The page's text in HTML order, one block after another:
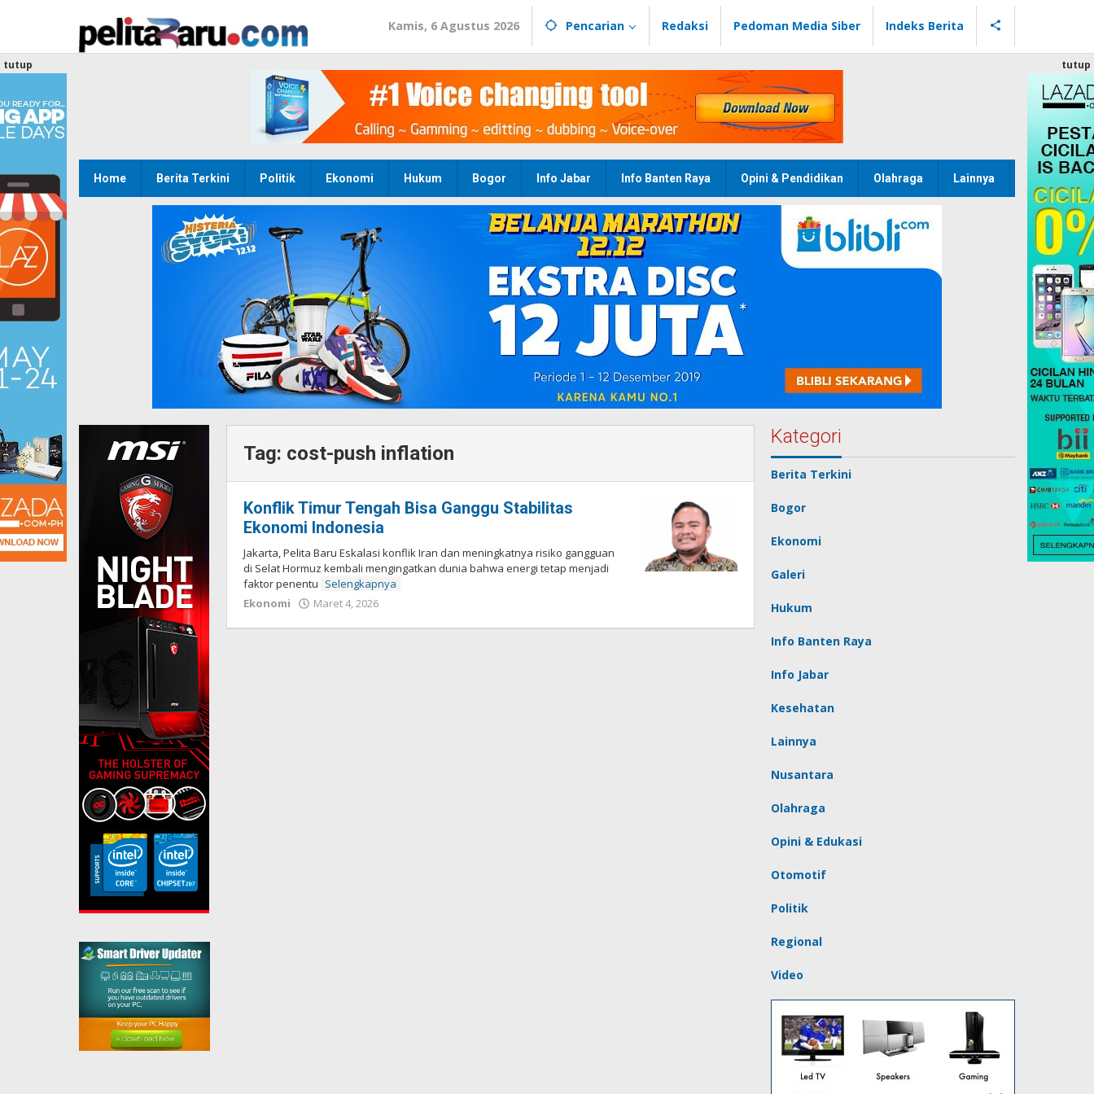
Kamis, 6 Agustus 2026 Pencarian Redaksi Pedoman Media Siber Indeks Berita
Home Berita Terkini Politik Ekonomi Hukum Bogor Info Jabar Info Banten Raya Opini & Pendidikan Olahraga Lainnya
tutup tutup
Tag: cost-push inflation
Konflik Timur Tengah Bisa Ganggu Stabilitas
Ekonomi Indonesia
Jakarta, Pelita Baru Eskalasi konflik Iran dan meningkatnya risiko gangguan
di Selat Hormuz kembali mengingatkan dunia bahwa energi tetap menjadi
faktor penentu Selengkapnya
Ekonomi
Maret 4, 2026
Kategori
Berita Terkini
Bogor
Ekonomi
Galeri
Hukum
Info Banten Raya
Info Jabar
Kesehatan
Lainnya
Nusantara
Olahraga
Opini & Edukasi
Otomotif
Politik
Regional
Video